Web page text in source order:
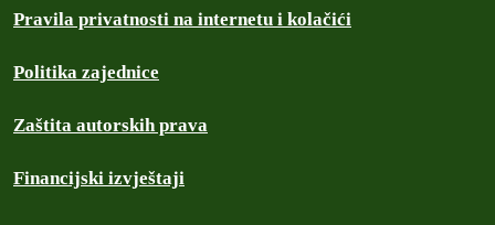
Pravila privatnosti na internetu i kolačići
Politika zajednice
Zaštita autorskih prava
Financijski izvještaji